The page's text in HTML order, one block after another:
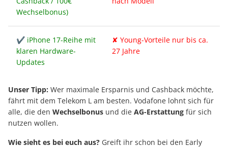
Wechselbonus)
✔ iPhone 17-Reihe mit
klaren Hardware-
Updates
✘ Young-Vorteile nur bis ca.
27 Jahre
Unser Tipp: Wer maximale Ersparnis und Cashback möchte,
fährt mit dem Telekom L am besten. Vodafone lohnt sich für
alle, die den Wechselbonus und die AG-Erstattung für sich
nutzen wollen.
Wie sieht es bei euch aus? Greift ihr schon bei den Early